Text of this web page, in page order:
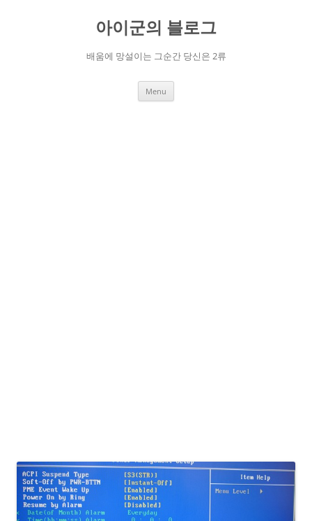
아이군의 블로그
배움에 망설이는 그순간 당신은 2류
Menu